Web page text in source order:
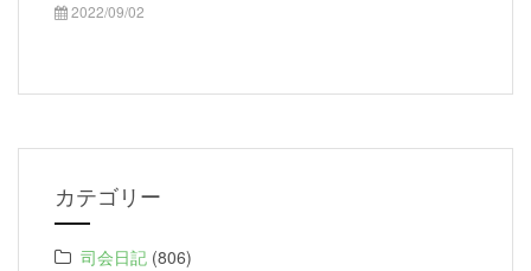
2022/09/02
カテゴリー
司会日記 (806)